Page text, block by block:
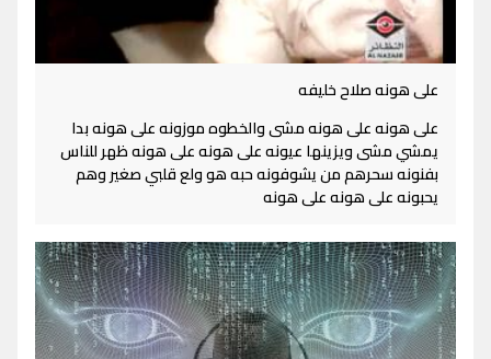
على هونه صلاح خليفه
على هونه على هونه مشى والخطوه موزونه على هونه بدا
يمشي مشى ويزينها عيونه على هونه على هونه ظهر للناس
بفنونه سحرهم من يشوفونه حبه هو ولع قلبي صغير وهم
يحبونه على هونه على هونه